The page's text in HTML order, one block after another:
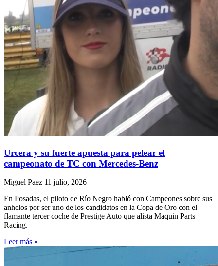
Urcera y su fuerte apuesta para pelear el
campeonato de TC con Mercedes-Benz
Miguel Paez 11 julio, 2026
En Posadas, el piloto de Río Negro habló con Campeones sobre sus
anhelos por ser uno de los candidatos en la Copa de Oro con el
flamante tercer coche de Prestige Auto que alista Maquin Parts
Racing.
Leer más »